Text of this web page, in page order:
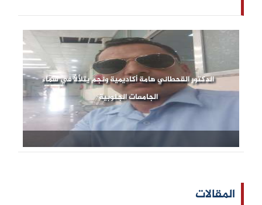
الدكتور القحطاني هامة أكاديمية ونجم يتلألأ في سماء
الجامعات الجنوبية
المقالات